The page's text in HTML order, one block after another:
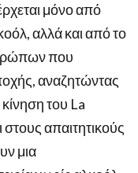
μόνο από
αλλά και από το
που
αναζητώντας
του La
στους απαιτητικούς
μια